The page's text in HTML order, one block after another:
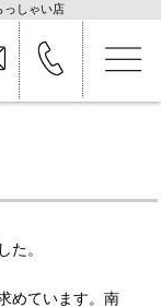
っしゃい店
た。
めています。南